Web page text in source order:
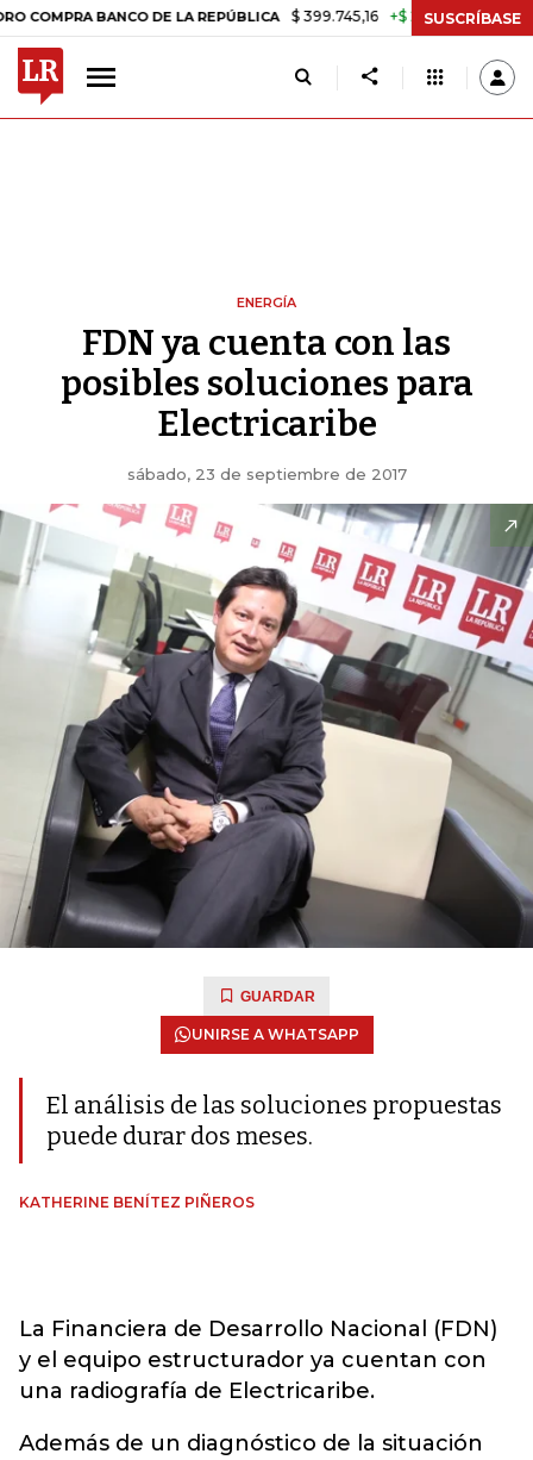
BANCO DE LA REPÚBLICA $ 399.745,16 +$ 2.295,71 +0,58%
SUSCRÍBASE
ENERGÍA
FDN ya cuenta con las
posibles soluciones para
Electricaribe
sábado, 23 de septiembre de 2017
GUARDAR
UNIRSE A WHATSAPP
El análisis de las soluciones propuestas
puede durar dos meses.
KATHERINE BENÍTEZ PIÑEROS
La Financiera de Desarrollo Nacional (FDN)
y el equipo estructurador ya cuentan con
una radiografía de Electricaribe.
Además de un diagnóstico de la situación